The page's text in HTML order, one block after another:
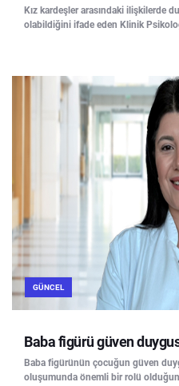
Kız kardeşler arasındaki ilişkilerde
olabildiğini ifade eden Klinik
GÜNCEL
Baba figürü güven
Baba figürünün çocuğun güven
oluşumunda önemli bir rolü